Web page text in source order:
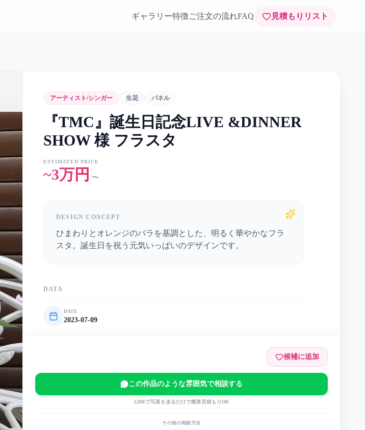
ギャラリー特徴ご注文の流れFAQ 見積もりリスト
アーティスト/シンガー 生花 パネル
『TMC』誕生日記念LIVE &DINNER
SHOW 様 フラスタ
ESTIMATED PRICE
~3万円 〜
DESIGN CONCEPT
ひまわりとオレンジのバラを基調とした、明るく華やかなフラ
スタ。誕生日を祝う元気いっぱいのデザインです。
DATA
DATE
2023-07-09
MAIN COLOR
候補に追加
この作品のような雰囲気で相談する
LINEで写真を送るだけで概算見積もりOK
その他の相談方法